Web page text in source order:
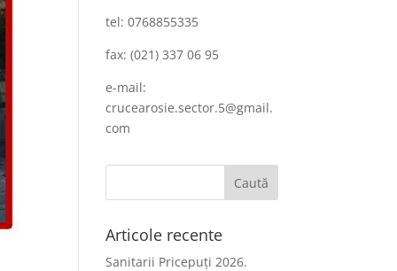
tel: 0768855335
fax: (021) 337 06 95
e-mail:
crucearosie.sector.5@gmail.
com
Articole recente
Sanitarii Pricepuți 2026.